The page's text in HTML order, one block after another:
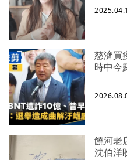
慈濟買
時中今
饒河老
沈伯洋